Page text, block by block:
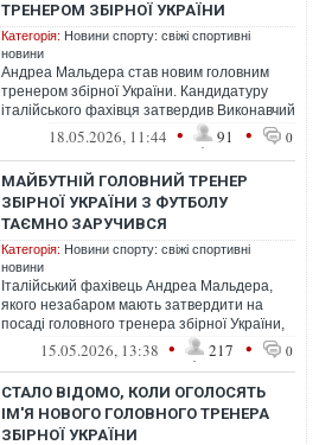
ТРЕНЕРОМ ЗБІРНОЇ УКРАЇНИ
Категорія: Новини спорту: свіжі спортивні
новини
Андреа Мальдера став новим головним
тренером збірної України. Кандидатуру
італійського фахівця затвердив Виконавчий
комітет УАФ з подання Комітету нац...
18.05.2026, 11:44 • 91 • 0
МАЙБУТНІЙ ГОЛОВНИЙ ТРЕНЕР
ЗБІРНОЇ УКРАЇНИ З ФУТБОЛУ
ТАЄМНО ЗАРУЧИВСЯ
Категорія: Новини спорту: свіжі спортивні
новини
Італійський фахівець Андреа Мальдера,
якого незабаром мають затвердити на
посаді головного тренера збірної України,
закінчив із холостяцьким життям.
15.05.2026, 13:38 • 217 • 0
СТАЛО ВІДОМО, КОЛИ ОГОЛОСЯТЬ
ІМ'Я НОВОГО ГОЛОВНОГО ТРЕНЕРА
ЗБІРНОЇ УКРАЇНИ